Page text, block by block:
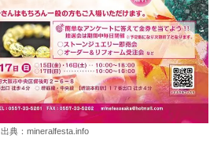
出典：mineralfesta.info